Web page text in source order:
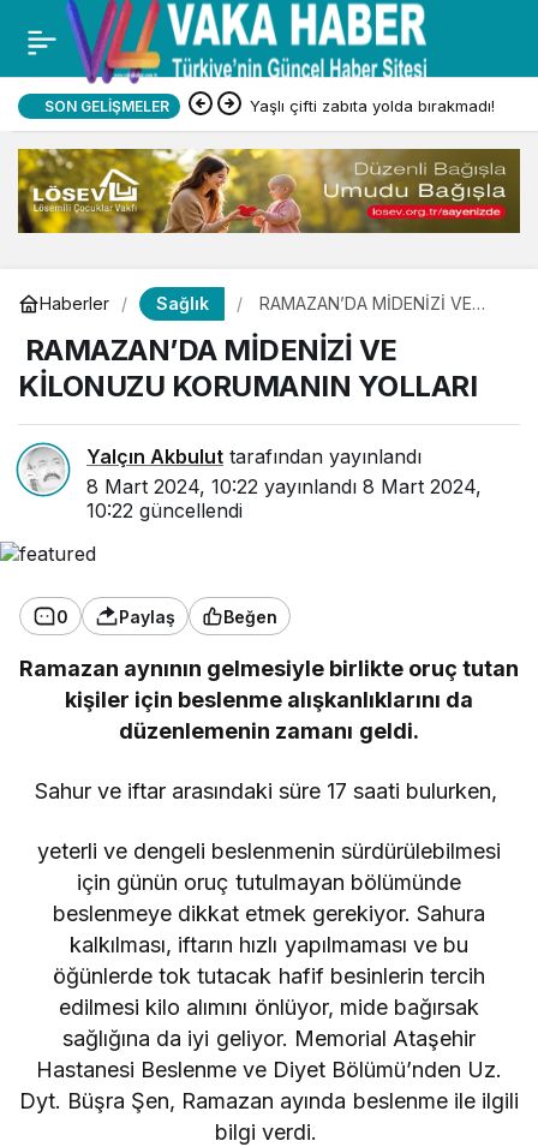
SON GELIŞMELER Yaşlı çifti zabıta yolda bırakmadı!
Haberler Sağlık
RAMAZAN’DA MİDENİZİ VE
YOLLARI
RAMAZAN’DA MİDENİZİ VE
KİLONUZU KORUMANIN YOLLARI
Yalçın Akbulut tarafından yayınlandı
8 Mart 2024, 10:22 yayınlandı 8 Mart 2024,
10:22 güncellendi
0 Paylaş Beğen
Ramazan aynının gelmesiyle birlikte oruç tutan
kişiler için beslenme alışkanlıklarını da
düzenlemenin zamanı geldi.
Sahur ve iftar arasındaki süre 17 saati bulurken,
yeterli ve dengeli beslenmenin sürdürülebilmesi
için günün oruç tutulmayan bölümünde
beslenmeye dikkat etmek gerekiyor. Sahura
kalkılması, iftarın hızlı yapılmaması ve bu
öğünlerde tok tutacak hafif besinlerin tercih
edilmesi kilo alımını önlüyor, mide bağırsak
sağlığına da iyi geliyor. Memorial Ataşehir
Hastanesi Beslenme ve Diyet Bölümü’nden Uz.
Dyt. Büşra Şen, Ramazan ayında beslenme ile ilgili
bilgi verdi.